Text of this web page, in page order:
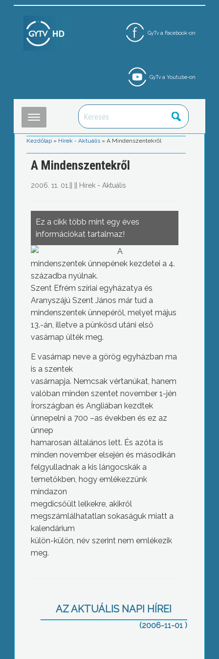
GyTv a Facebook-on
GyTv a Youtube-on
Kezdőlap » Hírek - Aktuális »A Mindenszentekről
A Mindenszentekről
2006. 11. 01. Hírek - Aktuális
Ez a cikk több mint egy éves
információkat tartalmaz!
A
mindenszentek ünnepének kezdetei a 4.
századba nyúlnak.
Szent Efrém szíriai egyházatya és
Aranyszájú Szent János már tud a
mindenszentek ünnepéről, melyet május
13.-án, illetve a pünkösd utáni első
vasárnap ülték meg.
E vasárnap neve a görög egyházban ma
is a szentek
vasárnapja. Nemcsak vértanúkat, hanem
valóban minden szentet november 1-jén
Írországban és Angliában kezdtek
ünnepelni a 700 –as években és ez az
ünnep
hamarosan általános lett. És azóta is
minden november elsején és másodikán
felgyulladnak a kis lángocskák a
temetőkben, hogy emlékezzünk
mindazon
megdicsőült lelkekre, akikről
megszámlálhatatlan sokaságuk miatt a
kalendárium
külön-külön, név szerint nem emlékezik
meg.
AZ AKTUÁLIS NAPI HÍREI
(2006-11-01 )